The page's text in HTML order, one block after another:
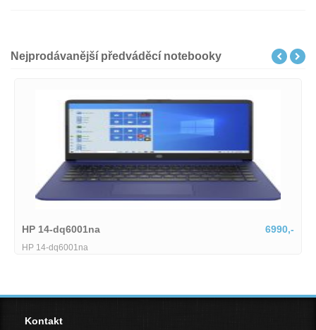
Nejprodávanější předváděcí notebooky
HP 14-dq6001na 6990,-
HP 14-dq6001na
Kontakt